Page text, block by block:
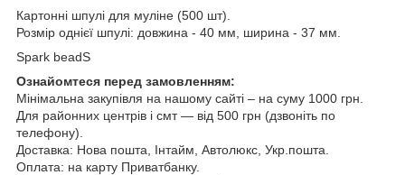
Картонні шпулі для муліне (500 шт).
Розмір однієї шпулі: довжина - 40 мм, ширина - 37 мм.
Spark beadS
Ознайомтеся перед замовленням:
Мінімальна закупівля на нашому сайті – на суму 1000 грн.
Для районних центрів і смт ― від 500 грн (дзвоніть по
телефону).
Доставка: Нова пошта, Інтайм, Автолюкс, Укр.пошта.
Оплата: на карту Приватбанку.